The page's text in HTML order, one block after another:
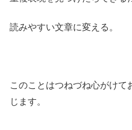
読みやすい文章に変える。
このことはつねづね心がけ
じます。